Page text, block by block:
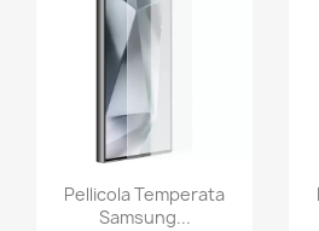
Pellicola Temperata
Samsung...